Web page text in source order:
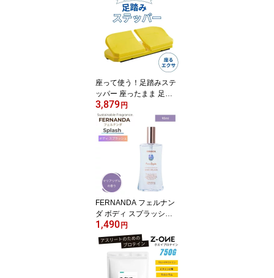
座って使う！足踏みステ
ッパー 座ったまま 足踏
み 足ふみ 足ぶみ マシン
器具 健康器具 高齢者 静
音 エクササイズ
3,879円
FERNANDA フェルナン
ダ ボディ スプラッシュ
マリアリゲル 95ml レデ
ィース 女性 コスメ ギフ
ト
1,490円